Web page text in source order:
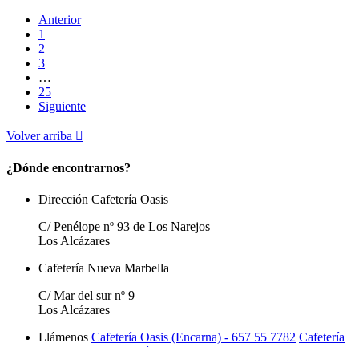
Anterior
1
2
3
…
25
Siguiente
Volver arriba 
¿Dónde encontrarnos?
Dirección Cafetería Oasis
C/ Penélope nº 93 de Los Narejos
Los Alcázares
Cafetería Nueva Marbella
C/ Mar del sur nº 9
Los Alcázares
Llámenos Cafetería Oasis (Encarna) - 657 55 7782 Cafetería